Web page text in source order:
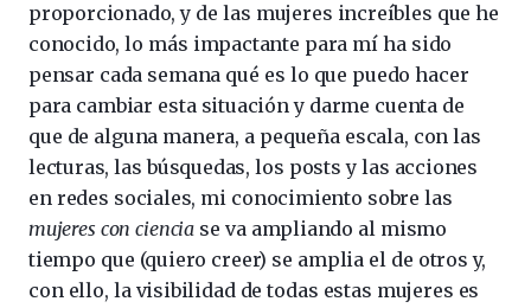
proporcionado, y de las mujeres increíbles que he
conocido, lo más impactante para mí ha sido
pensar cada semana qué es lo que puedo hacer
para cambiar esta situación y darme cuenta de
que de alguna manera, a pequeña escala, con las
lecturas, las búsquedas, los posts y las acciones
en redes sociales, mi conocimiento sobre las
mujeres con ciencia se va ampliando al mismo
tiempo que (quiero creer) se amplia el de otros y,
con ello, la visibilidad de todas estas mujeres es